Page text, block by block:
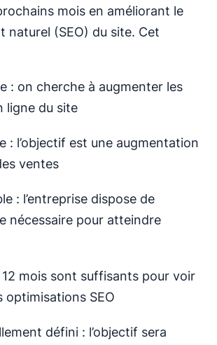
mois en améliorant le
naturel (SEO) du site. Cet
: on cherche à augmenter les
ligne du site
: l’objectif est une augmentation
ventes
: l’entreprise dispose de
nécessaire pour atteindre
12 mois sont suffisants pour voir
optimisations SEO
défini : l’objectif sera